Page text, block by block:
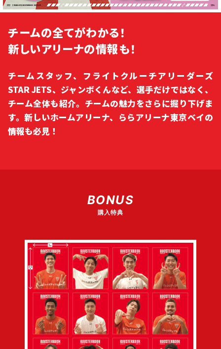
チームの全てがわかる！
新しいアリーナの情報も！
チームスタッフ、フライトクルーチアリーダーズ
STAR JETS、ジャンボくんなど、選手だけではなく、
チーム全体も紹介。チームの魅力をさらに掘り下げま
す。新しいホームアリーナ、ららアリーナ東京ベイの
情報も必見！
BONUS
購入特典